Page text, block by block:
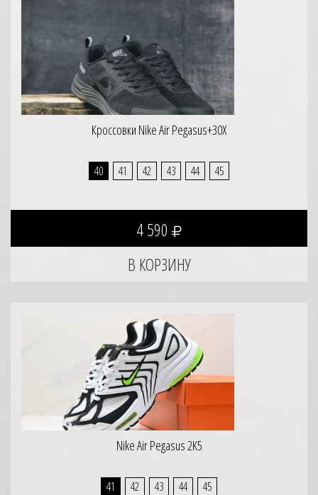
Кроссовки Nike Air Pegasus+30X
40 41 42 43 44 45
4 590
Nike Air Pegasus 2K5
41 42 43 44 45